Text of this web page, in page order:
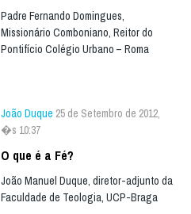
Padre Fernando Domingues,
Missionário Comboniano, Reitor do
Pontifício Colégio Urbano – Roma
João Duque 25 de Setembro de 2012,
�s 10:37
O que é a Fé?
João Manuel Duque, diretor-adjunto da
Faculdade de Teologia, UCP-Braga